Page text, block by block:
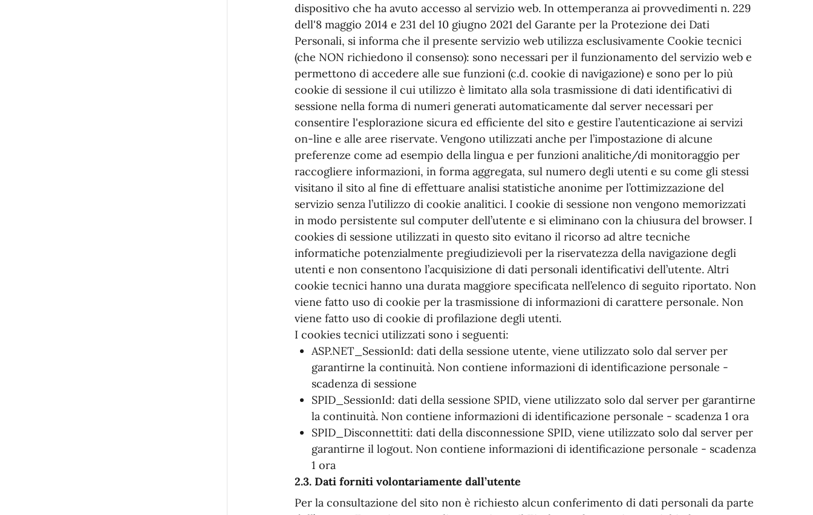
dispositivo che ha avuto accesso al servizio web. In ottemperanza ai provvedimenti n. 229
dell'8 maggio 2014 e 231 del 10 giugno 2021 del Garante per la Protezione dei Dati
Personali, si informa che il presente servizio web utilizza esclusivamente Cookie tecnici
(che NON richiedono il consenso): sono necessari per il funzionamento del servizio web e
permettono di accedere alle sue funzioni (c.d. cookie di navigazione) e sono per lo più
cookie di sessione il cui utilizzo è limitato alla sola trasmissione di dati identificativi di
sessione nella forma di numeri generati automaticamente dal server necessari per
consentire l'esplorazione sicura ed efficiente del sito e gestire l’autenticazione ai servizi
on-line e alle aree riservate. Vengono utilizzati anche per l’impostazione di alcune
preferenze come ad esempio della lingua e per funzioni analitiche/di monitoraggio per
raccogliere informazioni, in forma aggregata, sul numero degli utenti e su come gli stessi
visitano il sito al fine di effettuare analisi statistiche anonime per l’ottimizzazione del
servizio senza l’utilizzo di cookie analitici. I cookie di sessione non vengono memorizzati
in modo persistente sul computer dell’utente e si eliminano con la chiusura del browser. I
cookies di sessione utilizzati in questo sito evitano il ricorso ad altre tecniche
informatiche potenzialmente pregiudizievoli per la riservatezza della navigazione degli
utenti e non consentono l’acquisizione di dati personali identificativi dell’utente. Altri
cookie tecnici hanno una durata maggiore specificata nell’elenco di seguito riportato. Non
viene fatto uso di cookie per la trasmissione di informazioni di carattere personale. Non
viene fatto uso di cookie di profilazione degli utenti.
I cookies tecnici utilizzati sono i seguenti:
ASP.NET_SessionId: dati della sessione utente, viene utilizzato solo dal server per
garantirne la continuità. Non contiene informazioni di identificazione personale -
scadenza di sessione
SPID_SessionId: dati della sessione SPID, viene utilizzato solo dal server per garantirne
la continuità. Non contiene informazioni di identificazione personale - scadenza 1 ora
SPID_Disconnettiti: dati della disconnessione SPID, viene utilizzato solo dal server per
garantirne il logout. Non contiene informazioni di identificazione personale - scadenza
1 ora
2.3. Dati forniti volontariamente dall’utente
Per la consultazione del sito non è richiesto alcun conferimento di dati personali da parte